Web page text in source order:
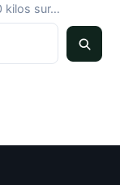
kilos sur…